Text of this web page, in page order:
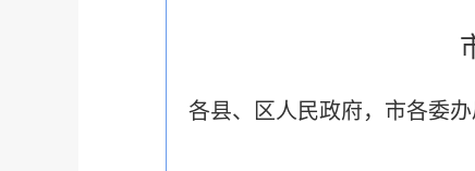
各县、区人民政府，市各委办